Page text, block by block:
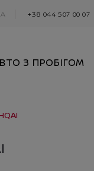
+38 044 507 00 07
З ПРОБІГОМ